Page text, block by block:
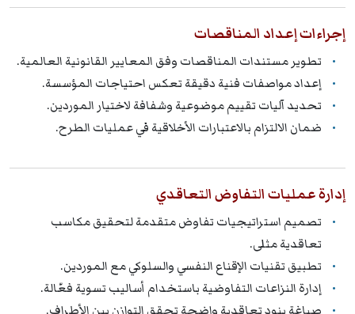
إجراءات إعداد المناقصات
تطوير مستندات المناقصات وفق المعايير القانونية العالمية.
إعداد مواصفات فنية دقيقة تعكس احتياجات المؤسسة.
تحديد آليات تقييم موضوعية وشفافة لاختيار الموردين.
ضمان الالتزام بالاعتبارات الأخلاقية في عمليات الطرح.
إدارة عمليات التفاوض التعاقدي
تصميم استراتيجيات تفاوض متقدمة لتحقيق مكاسب
تعاقدية مثلى.
تطبيق تقنيات الإقناع النفسي والسلوكي مع الموردين.
إدارة النزاعات التفاوضية باستخدام أساليب تسوية فعّالة.
صياغة بنود تعاقدية واضحة تحقق التوازن بين الأطراف.